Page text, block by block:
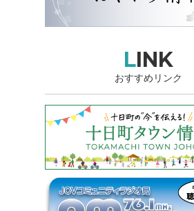
LINK
おすすめリンク